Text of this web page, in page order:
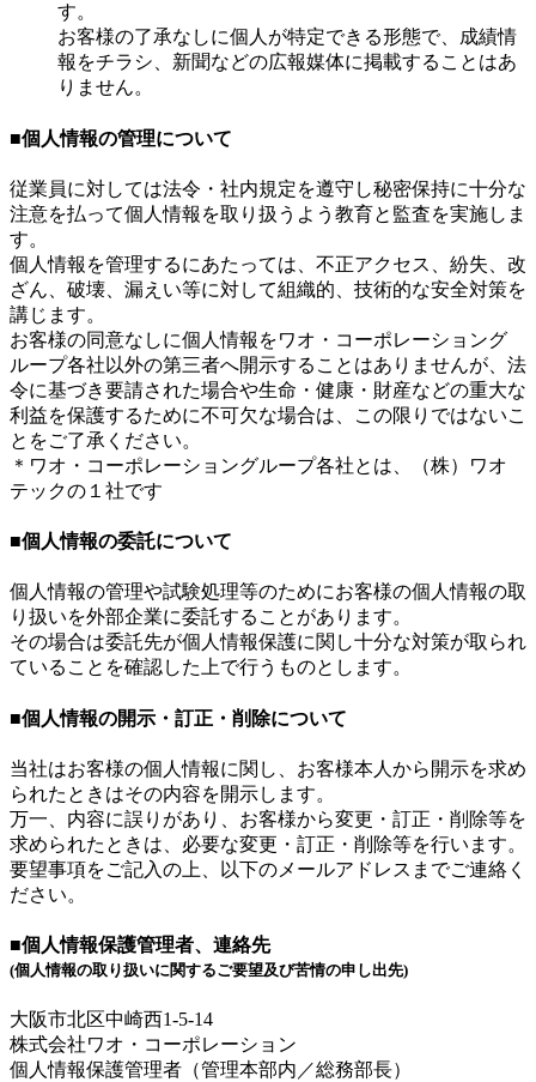
す。
お客様の了承なしに個人が特定できる形態で、成績情
報をチラシ、新聞などの広報媒体に掲載することはあ
りません。
■個人情報の管理について
従業員に対しては法令・社内規定を遵守し秘密保持に十分な
注意を払って個人情報を取り扱うよう教育と監査を実施しま
す。
個人情報を管理するにあたっては、不正アクセス、紛失、改
ざん、破壊、漏えい等に対して組織的、技術的な安全対策を
講じます。
お客様の同意なしに個人情報をワオ・コーポレーショング
ループ各社以外の第三者へ開示することはありませんが、法
令に基づき要請された場合や生命・健康・財産などの重大な
利益を保護するために不可欠な場合は、この限りではないこ
とをご了承ください。
＊ワオ・コーポレーショングループ各社とは、（株）ワオ
テックの１社です
■個人情報の委託について
個人情報の管理や試験処理等のためにお客様の個人情報の取
り扱いを外部企業に委託することがあります。
その場合は委託先が個人情報保護に関し十分な対策が取られ
ていることを確認した上で行うものとします。
■個人情報の開示・訂正・削除について
当社はお客様の個人情報に関し、お客様本人から開示を求め
られたときはその内容を開示します。
万一、内容に誤りがあり、お客様から変更・訂正・削除等を
求められたときは、必要な変更・訂正・削除等を行います。
要望事項をご記入の上、以下のメールアドレスまでご連絡く
ださい。
■個人情報保護管理者、連絡先
(個人情報の取り扱いに関するご要望及び苦情の申し出先)
大阪市北区中崎西1-5-14
株式会社ワオ・コーポレーション
個人情報保護管理者（管理本部内／総務部長）